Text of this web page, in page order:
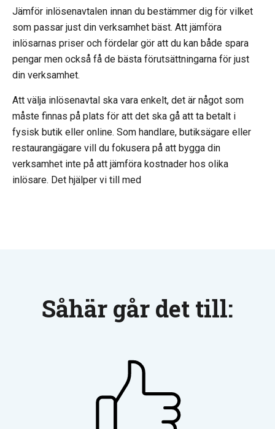
Jämför inlösenavtalen innan du bestämmer dig för vilket
som passar just din verksamhet bäst. Att jämföra
inlösarnas priser och fördelar gör att du kan både spara
pengar men också få de bästa förutsättningarna för just
din verksamhet.
Att välja inlösenavtal ska vara enkelt, det är något som
måste finnas på plats för att det ska gå att ta betalt i
fysisk butik eller online. Som handlare, butiksägare eller
restaurangägare vill du fokusera på att bygga din
verksamhet inte på att jämföra kostnader hos olika
inlösare. Det hjälper vi till med
Såhär går det till: